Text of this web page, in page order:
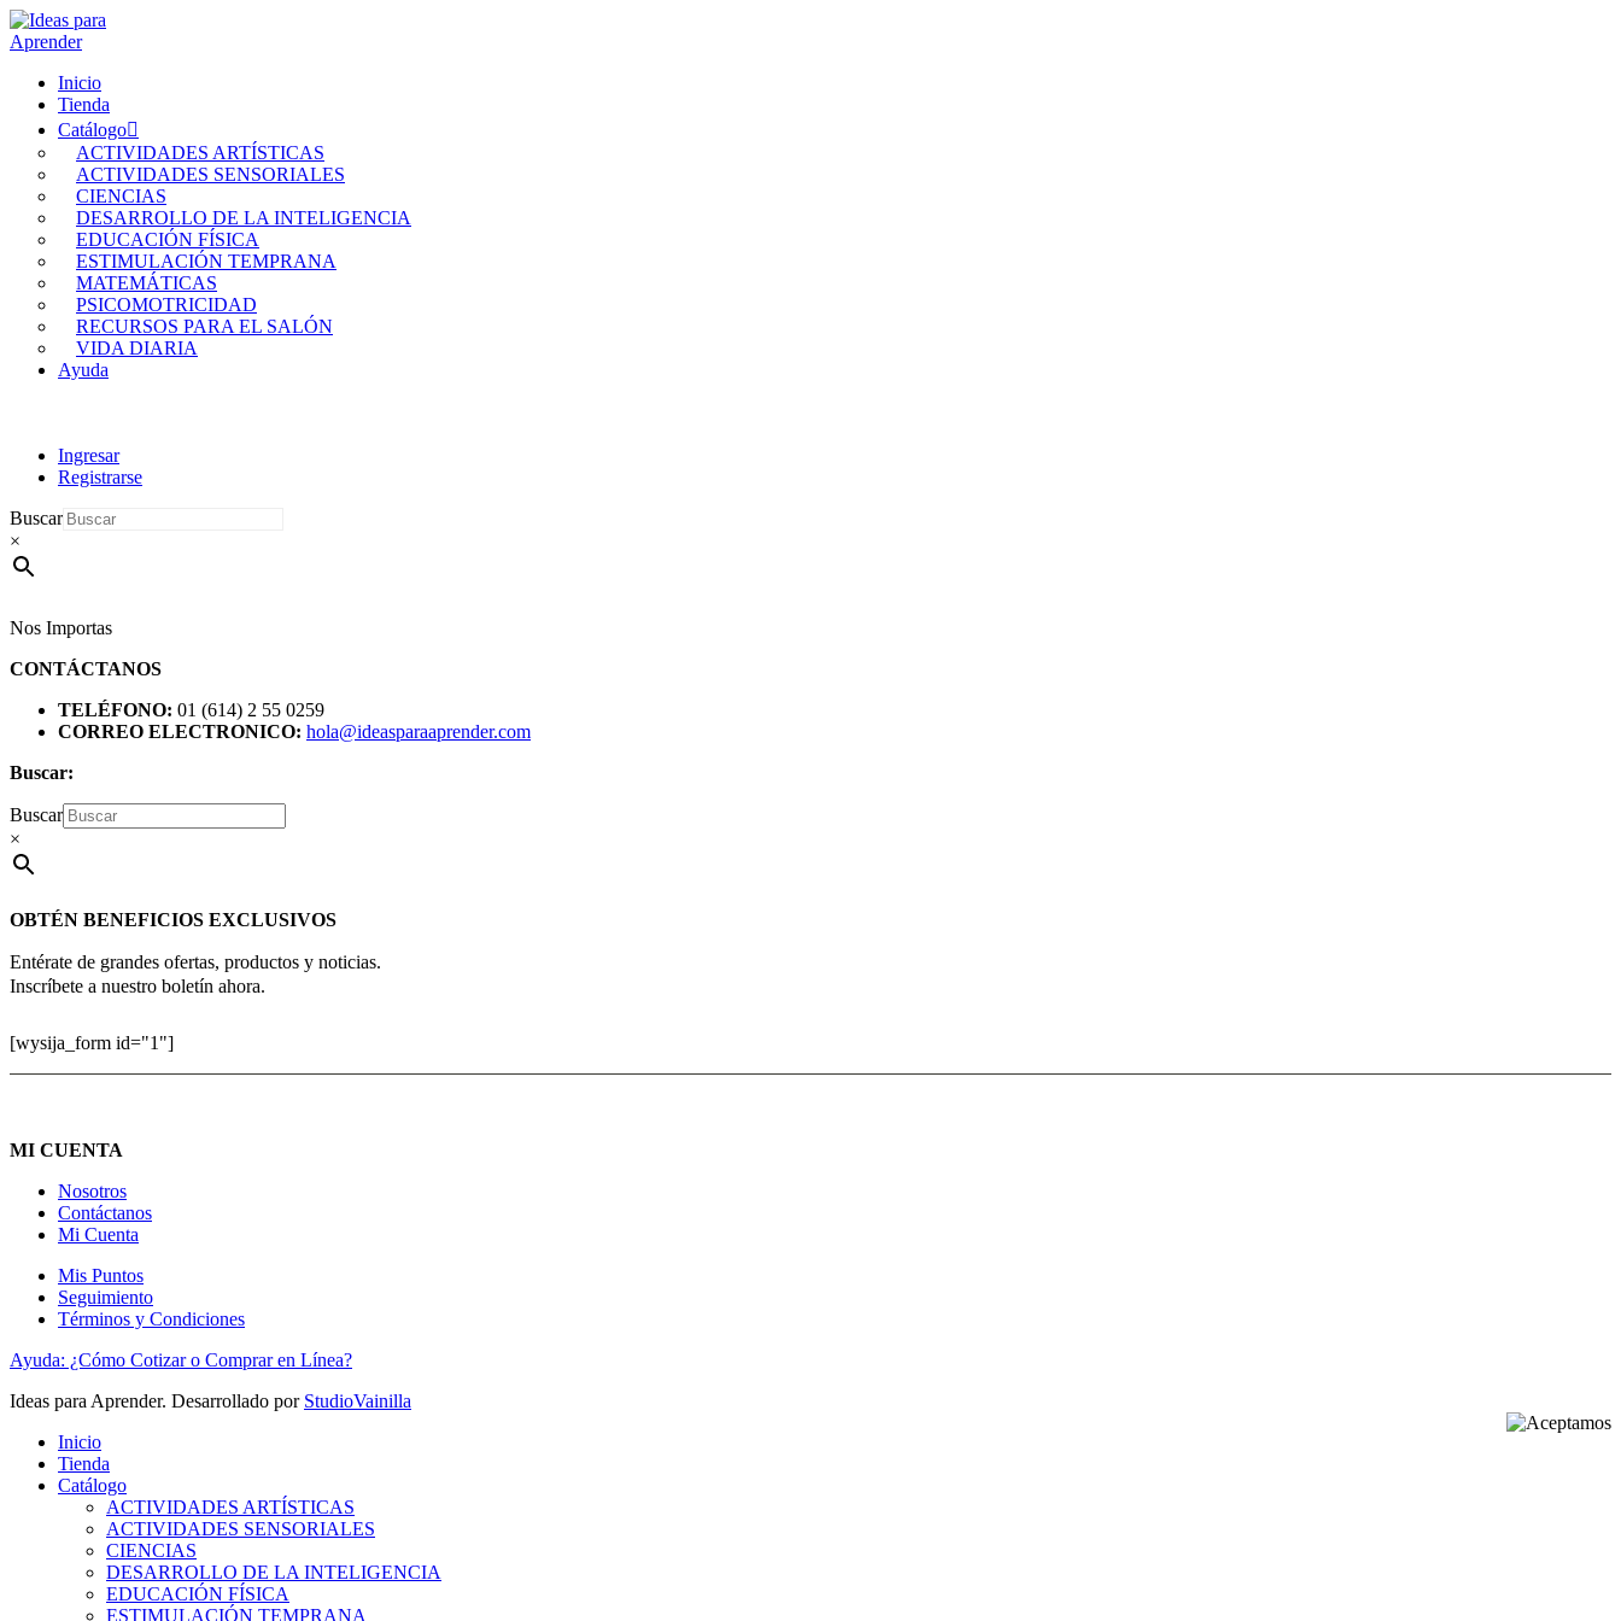
Inicio
Tienda
Catálogo
ACTIVIDADES ARTÍSTICAS
ACTIVIDADES SENSORIALES
CIENCIAS
DESARROLLO DE LA INTELIGENCIA
EDUCACIÓN FÍSICA
ESTIMULACIÓN TEMPRANA
MATEMÁTICAS
PSICOMOTRICIDAD
RECURSOS PARA EL SALÓN
VIDA DIARIA
Ayuda
Ingresar
Registrarse
Buscar
×
Nos Importas
CONTÁCTANOS
TELÉFONO: 01 (614) 2 55 0259
CORREO ELECTRONICO: hola@ideasparaaprender.com
Buscar:
Buscar
×
OBTÉN BENEFICIOS EXCLUSIVOS
Entérate de grandes ofertas, productos y noticias.
Inscríbete a nuestro boletín ahora.
[wysija_form id="1"]
MI CUENTA
Nosotros
Contáctanos
Mi Cuenta
Mis Puntos
Seguimiento
Términos y Condiciones
Ayuda: ¿Cómo Cotizar o Comprar en Línea?
Ideas para Aprender. Desarrollado por StudioVainilla
Inicio
Tienda
Catálogo
ACTIVIDADES ARTÍSTICAS
ACTIVIDADES SENSORIALES
CIENCIAS
DESARROLLO DE LA INTELIGENCIA
EDUCACIÓN FÍSICA
ESTIMULACIÓN TEMPRANA